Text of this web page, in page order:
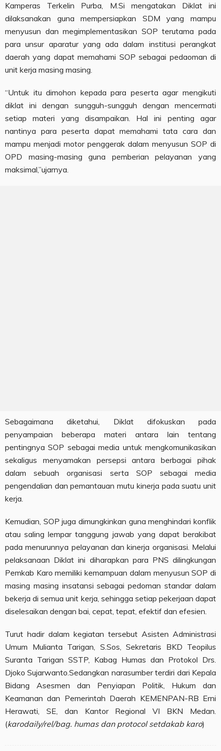
Kamperas Terkelin Purba, M.Si mengatakan Diklat ini
dilaksanakan guna mempersiapkan SDM yang mampu
menyusun dan megimplementasikan SOP terutama pada
para unsur aparatur yang ada dalam institusi perangkat
daerah yang dapat memahami SOP sebagai pedaoman di
unit kerja masing masing.
“Untuk itu dimohon kepada para peserta agar mengikuti
diklat ini dengan sungguh-sungguh dengan mencermati
setiap materi yang disampaikan. Hal ini penting agar
nantinya para peserta dapat memahami tata cara dan
mampu menjadi motor penggerak dalam menyusun SOP di
OPD masing-masing guna pemberian pelayanan yang
maksimal,”ujarnya.
Sebagaimana diketahui, Diklat difokuskan pada
penyampaian beberapa materi antara lain tentang
pentingnya SOP sebagai media untuk mengkomunikasikan
sekaligus menyamakan persepsi antara berbagai pihak
dalam sebuah organisasi serta SOP sebagai media
pengendalian dan pemantauan mutu kinerja pada suatu unit
kerja.
Kemudian, SOP juga dimungkinkan guna menghindari konflik
atau saling lempar tanggung jawab yang dapat berakibat
pada menurunnya pelayanan dan kinerja organisasi. Melalui
pelaksanaan Diklat ini diharapkan para PNS dilingkungan
Pemkab Karo memiliki kemampuan dalam menyusun SOP di
masing masing insatansi sebagai pedoman standar dalam
bekerja di semua unit kerja, sehingga setiap pekerjaan dapat
diselesaikan dengan bai, cepat, tepat, efektif dan efesien.
Turut hadir dalam kegiatan tersebut Asisten Administrasi
Umum Mulianta Tarigan, S.Sos, Sekretaris BKD Teopilus
Suranta Tarigan SSTP, Kabag Humas dan Protokol Drs.
Djoko Sujarwanto.Sedangkan narasumber terdiri dari Kepala
Bidang Asesmen dan Penyiapan Politik, Hukum dan
Keamanan dan Pemerintah Daerah KEMENPAN-RB Erni
Herawati, SE, dan Kantor Regional VI BKN Medan.
(karodaily/rel/bag. humas dan protocol setdakab karo)